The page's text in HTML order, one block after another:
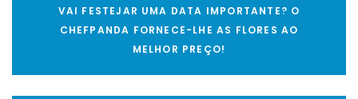
VAI FESTEJAR UMA DATA IMPORTANTE? O
CHEFPANDA FORNECE-LHE AS FLORES AO
MELHOR PREÇO!